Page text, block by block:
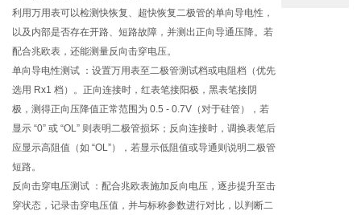
利用万用表可以检测快恢复、超快恢复二极管的单向导电性，
以及内部是否存在开路、短路故障，并测出正向导通压降。若
配合兆欧表，还能测量反向击穿电压。
单向导电性测试 ：设置万用表至二极管测试档或电阻档（优先
选用 Rx1 档）。正向连接时，红表笔接阳极，黑表笔接阴
极，测得正向压降值正常范围为 0.5 - 0.7V（对于硅管），若
显示 “0” 或 “OL” 则表明二极管损坏；反向连接时，调换表笔后
应显示高阻值（如 “OL”），若显示低阻值或导通则说明二极管
短路。
反向击穿电压测试 ：配合兆欧表施加反向电压，逐步提升至击
穿状态，记录击穿电压值，并与标称参数进行对比，以判断二